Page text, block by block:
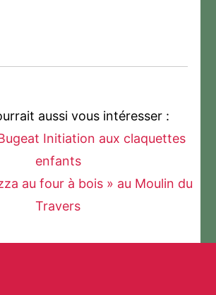
aussi vous intéresser :
Initiation aux claquettes
enfants
au four à bois » au Moulin du
Travers